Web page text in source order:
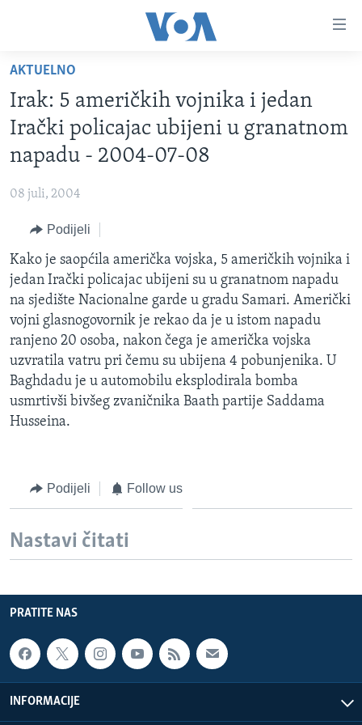
glavni
sadržaj
Pređi
na
glavnu
Idi
pretragu
TV PROGRAM
VIDEO
FOTOGRAFIJE DANA
SJEDINJENE AMERIČKE DRŽAVE
BOSNA I HERCEGOVINA
SVIJET
NAUKA I TEHNOLOGIJA
SPECIJALNI PROJEKTI
KORUPCIJA
SLOBODA MEDIJA
ŽENSKA STRANA
IZBJEGLIČKA STRANA
MAGAZIN
O GLASU AMERIKE
PRATITE NAS
AKTUELNO
Irak: 5 američkih vojnika i jedan
Irački policajac ubijeni u granatnom
napadu - 2004-07-08
08 juli, 2004
Podijeli
Kako je saopćila američka vojska, 5 američkih vojnika i
jedan Irački policajac ubijeni su u granatnom napadu
na sjedište Nacionalne garde u gradu Samari. Američki
vojni glasnogovornik je rekao da je u istom napadu
ranjeno 20 osoba, nakon čega je američka vojska
uzvratila vatru pri čemu su ubijena 4 pobunjenika. U
Baghdadu je u automobilu eksplodirala bomba
usmrtivši bivšeg zvaničnika Baath partije Saddama
Husseina.
Podijeli Follow us
Nastavi čitati
PRATITE NAS
INFORMACIJE